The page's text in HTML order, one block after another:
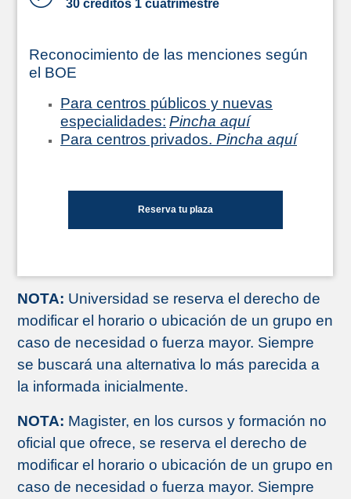
30 créditos 1 cuatrimestre
Reconocimiento de las menciones según
el BOE
Para centros públicos y nuevas
especialidades: Pincha aquí
Para centros privados. Pincha aquí
Reserva tu plaza
NOTA: Universidad se reserva el derecho de
modificar el horario o ubicación de un grupo en
caso de necesidad o fuerza mayor. Siempre
se buscará una alternativa lo más parecida a
la informada inicialmente.
NOTA: Magister, en los cursos y formación no
oficial que ofrece, se reserva el derecho de
modificar el horario o ubicación de un grupo en
caso de necesidad o fuerza mayor. Siempre